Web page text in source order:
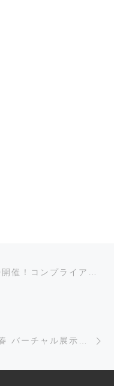
ン 2020年11月13日14:00-15:30開催！コンプライアンスセミナーのご案内
ITMEDIA VIRTUAL EXPO2021春 バーチャル展示会に出展